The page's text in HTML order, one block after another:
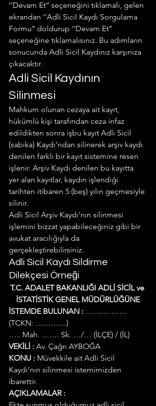
‘’Devam Et’’ seçeneğini tıklamalı, gelen
ekrandan ‘’Adli Sicil Kaydı Sorgulama
Formu’’ doldurup ‘’Devam Et’’
seçeneğine tıklamalısınız. Bu adımların
sonucunda Adli Sicil Kaydınız karşınıza
çıkacaktır.
Adli Sicil Kaydının
Silinmesi
Mahkum olunan cezaya ait kayıt,
hükümlü kişi tarafından ceza infaz
edildikten sonra işbu kayıt Adli Sicil
(sabıka) Kaydı’ndan silinerek arşiv kaydı
denilen farklı bir kayıt sistemine resen
işlenir. Arşiv Kaydı denilen bu kayıtta
yer alan kayıtlar, kaydın işlendiği
tarihten itibaren 5 (beş) yılın geçmesiyle
silinir.
Adli Sicil Arşiv Kaydı’nın silinmesi
işlemini bizzat yapabileceğiniz gibi bir
avukat aracılığıyla da
gerçekleştirebilirsiniz.
Adli Sicil Kaydı Sildirme
Dilekçesi Örneği
T.C. ADALET BAKANLIĞI ADLİ SİCİL ve
İSTATİSTİK GENEL MÜDÜRLÜĞÜNE
İSTEMDE BULUNAN : …………….
(TCKN: …………)
….. Mah. ……. Sk. …/… (İLÇE) / (İL)
VEKİLİ : Av. Çağrı AYBOĞA
KONU : Müvekkile ait Adli Sicil
Kaydı’nın silinmesi istemimizden
ibarettir.
AÇIKLAMALAR :